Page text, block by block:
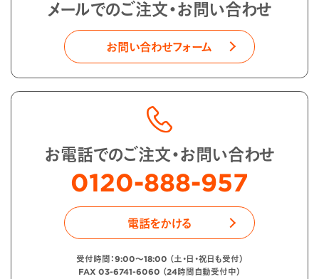
メールでのご注文・お問い合わせ
お問い合わせフォーム
お電話でのご注文・お問い合わせ
0120-888-957
電話をかける
受付時間：9:00〜18:00 （土・日・祝日も受付）
FAX 03-6741-6060 （24時間自動受付中）